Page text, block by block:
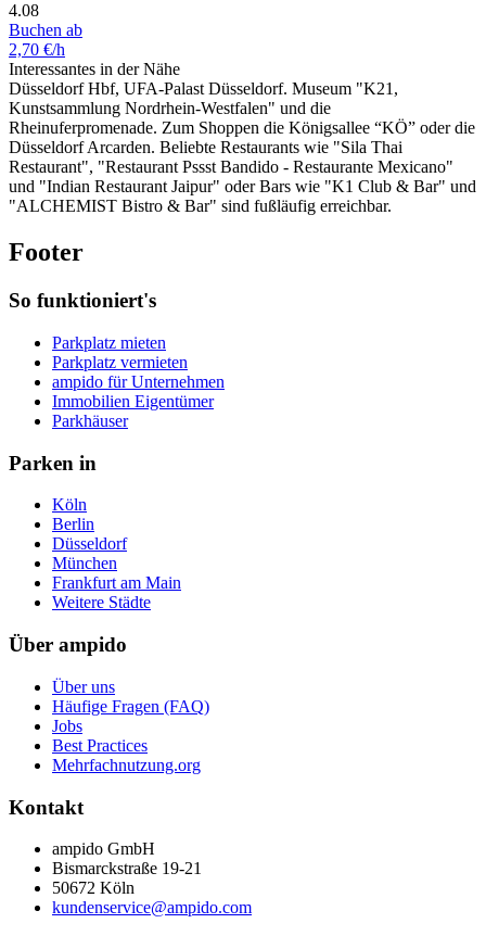
4.08
Buchen ab
2,70 €/h
Interessantes in der Nähe
Düsseldorf Hbf, UFA-Palast Düsseldorf. Museum "K21,
Kunstsammlung Nordrhein-Westfalen" und die
Rheinuferpromenade. Zum Shoppen die Königsallee “KÖ” oder die
Düsseldorf Arcarden. Beliebte Restaurants wie "Sila Thai
Restaurant", "Restaurant Pssst Bandido - Restaurante Mexicano"
und "Indian Restaurant Jaipur" oder Bars wie "K1 Club & Bar" und
"ALCHEMIST Bistro & Bar" sind fußläufig erreichbar.
Footer
So funktioniert's
Parkplatz mieten
Parkplatz vermieten
ampido für Unternehmen
Immobilien Eigentümer
Parkhäuser
Parken in
Köln
Berlin
Düsseldorf
München
Frankfurt am Main
Weitere Städte
Über ampido
Über uns
Häufige Fragen (FAQ)
Jobs
Best Practices
Mehrfachnutzung.org
Kontakt
ampido GmbH
Bismarckstraße 19-21
50672 Köln
kundenservice@ampido.com